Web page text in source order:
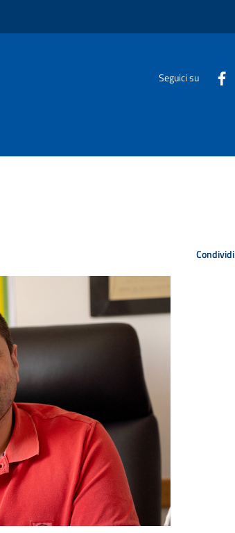
Seguici su
Condividi